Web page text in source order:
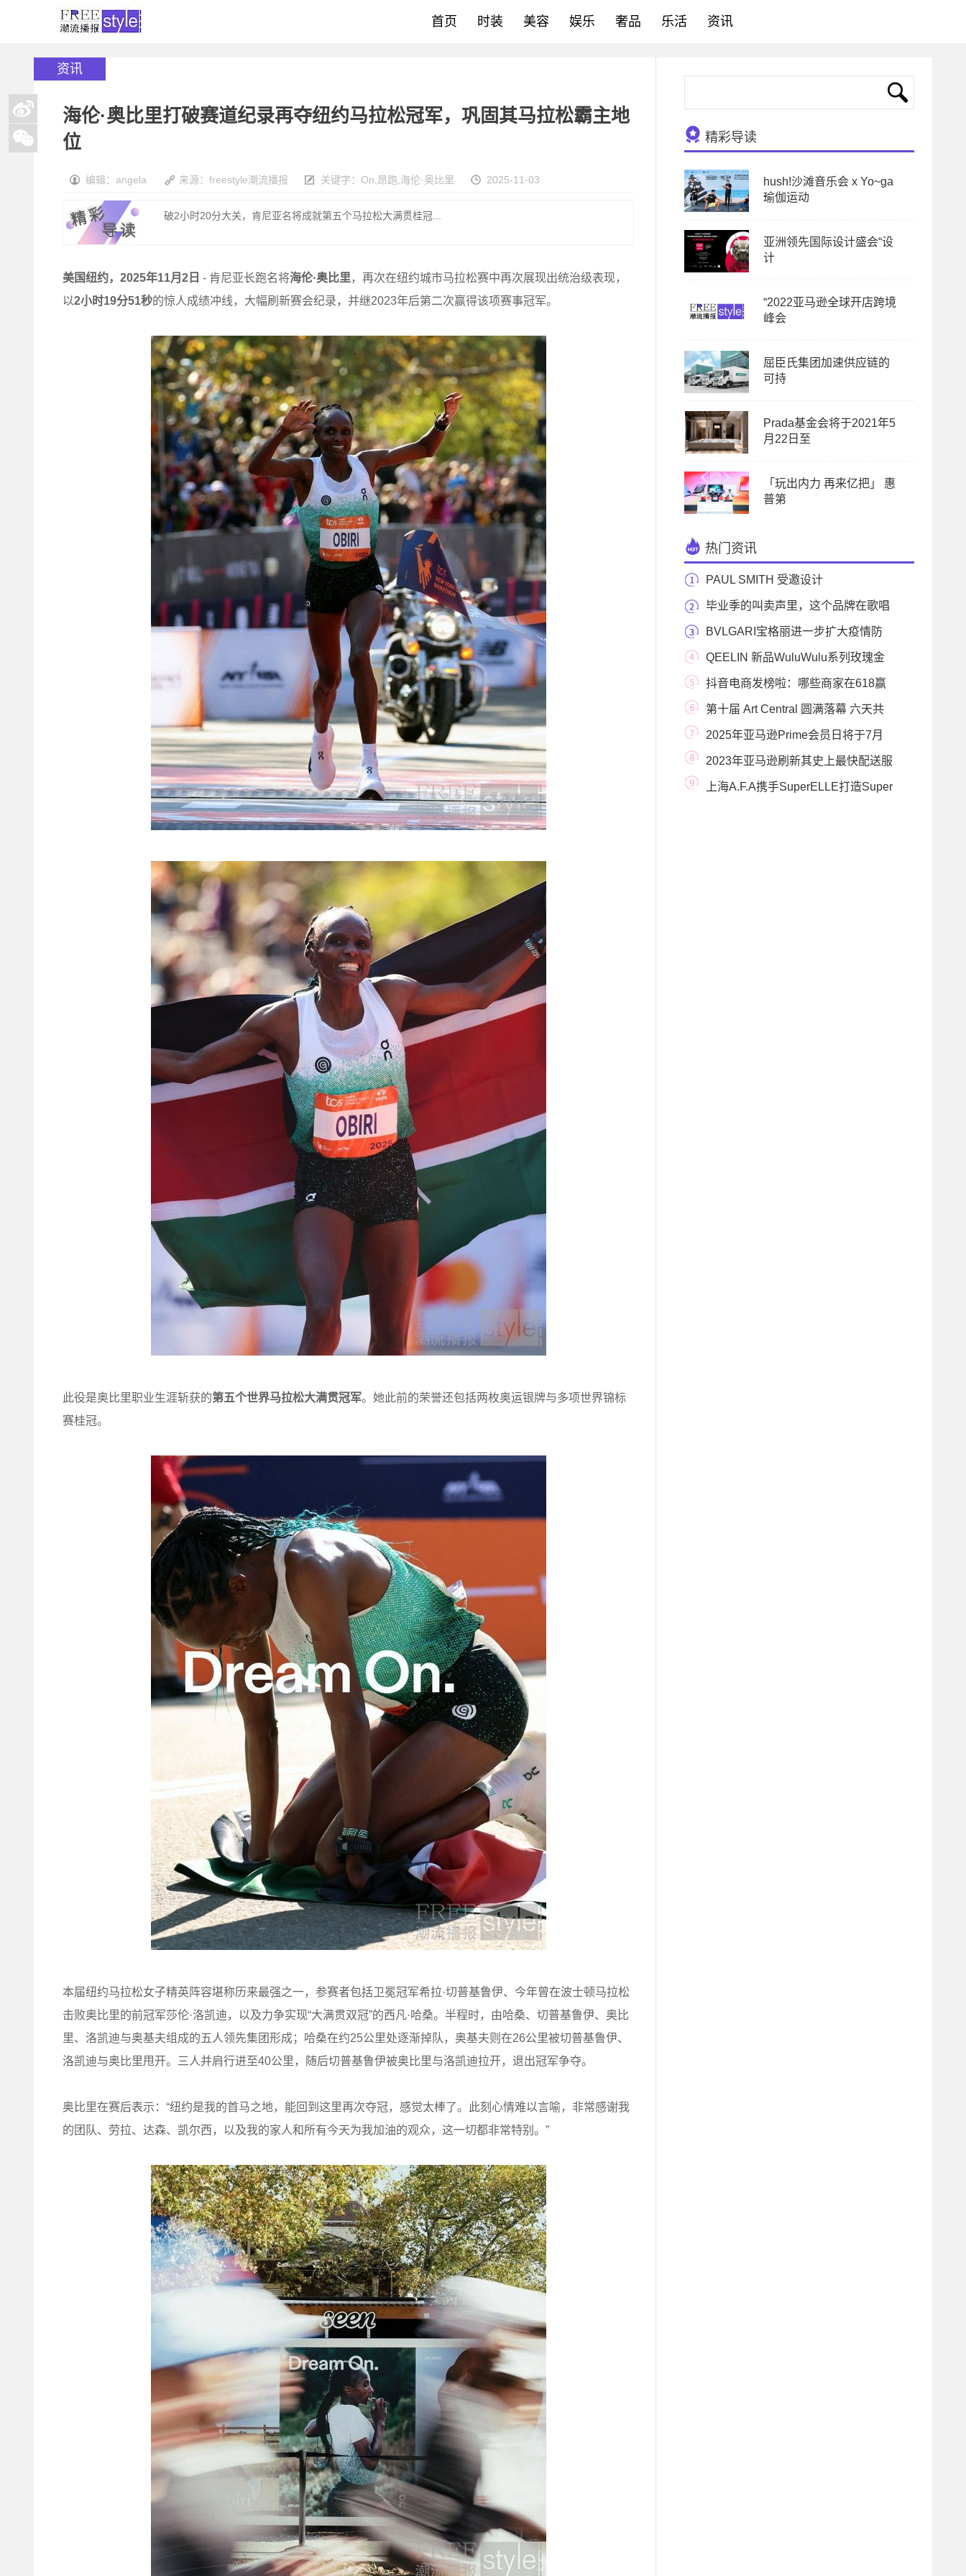
首页 时装 美容 娱乐 奢品 乐活 资讯
资讯
海伦·奥比里打破赛道纪录再夺纽约马拉松冠军，巩固其马拉松霸主地
位
编辑：angela 来源：freestyle潮流播报 关键字： On 昂跑 海伦·奥比里 2025-11-03
破2小时20分大关，肯尼亚名将成就第五个马拉松大满贯桂冠...
美国纽约， 2025年11月 2 日 - 肯尼亚长跑名将海伦·奥比里 ，再次在纽约城市马拉松赛中再次展现出统治级表现，
以2小时19分51秒的惊人成绩冲线，大幅刷新赛会纪录，并继2023年后第二次赢得该项赛事冠军。
此役是奥比里职业生涯斩获的第五个世界马拉松大满贯冠军。她此前的荣誉还包括两枚奥运银牌与多项世界锦标
赛桂冠。
本届纽约马拉松女子精英阵容堪称历来最强之一，参赛者包括卫冕冠军希拉·切普基鲁伊、今年曾在波士顿马拉松
击败奥比里的前冠军莎伦·洛凯迪，以及力争实现“大满贯双冠”的西凡·哈桑。半程时，由哈桑、切普基鲁伊、奥比
里、洛凯迪与奥基夫组成的五人领先集团形成；哈桑在约25公里处逐渐掉队，奥基夫则在26公里被切普基鲁伊、
洛凯迪与奥比里甩开。三人并肩行进至40公里，随后切普基鲁伊被奥比里与洛凯迪拉开，退出冠军争夺。
奥比里在赛后表示：“纽约是我的首马之地，能回到这里再次夺冠，感觉太棒了。此刻心情难以言喻，非常感谢我
的团队、劳拉、达森、凯尔西，以及我的家人和所有今天为我加油的观众，这一切都非常特别。”
精彩导读
hush!沙滩音乐会 x Yo~ga
瑜伽运动
亚洲领先国际设计盛会“设
计
“2022亚马逊全球开店跨境
峰会
屈臣氏集团加速供应链的
可持
Prada基金会将于2021年5
月22日至
「玩出内力 再来亿把」 惠
普第
热门资讯
PAUL SMITH 受邀设计
CLARIDGE’S 2024年度圣诞树 闪耀
毕业季的叫卖声里，这个品牌在歌唱
—重视内容
BVLGARI宝格丽进一步扩大疫情防
控捐赠规模
QEELIN 新品WuluWulu系列玫瑰金
葫芦项链、小红绳手
抖音电商发榜啦：哪些商家在618赢
得先机？第十届 Art Central 圆满落幕 六天共
吸引超过43,00
2025年亚马逊Prime会员日将于7月
在全球举行
2023年亚马逊刷新其史上最快配送服
务，并将在
上海A.F.A携手SuperELLE打造Super